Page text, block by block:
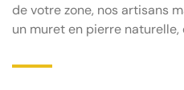
de votre zone, nos artisans
un muret en pierre